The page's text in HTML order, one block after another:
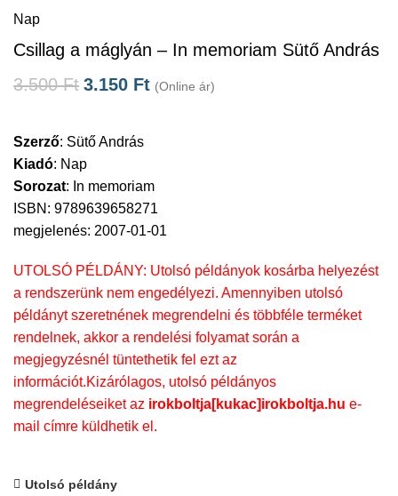
Nap
Csillag a máglyán – In memoriam Sütő András
3.500Ft 3.150 Ft (Online ár)
Szerző: Sütő András
Kiadó: Nap
Sorozat: In memoriam
ISBN: 9789639658271
megjelenés: 2007-01-01
UTOLSÓ PÉLDÁNY: Utolsó példányok kosárba helyezést
a rendszerünk nem engedélyezi. Amennyiben utolsó
példányt szeretnének megrendelni és többféle terméket
rendelnek, akkor a rendelési folyamat során a
megjegyzésnél tüntethetik fel ezt az
információt.Kizárólagos, utolsó példányos
megrendeléseiket az irokboltja[kukac]irokboltja.hu e-
mail címre küldhetik el.
Utolsó példány